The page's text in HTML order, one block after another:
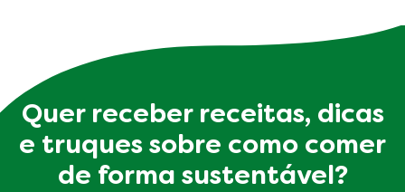
Quer receber receitas, dicas
e truques sobre como comer
de forma sustentável?